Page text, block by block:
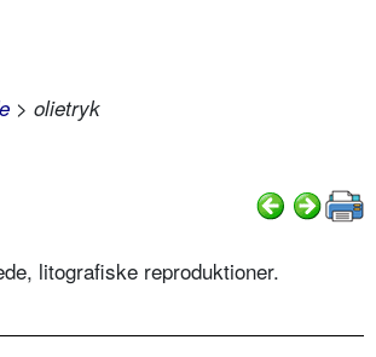
> olietryk
litografiske reproduktioner.